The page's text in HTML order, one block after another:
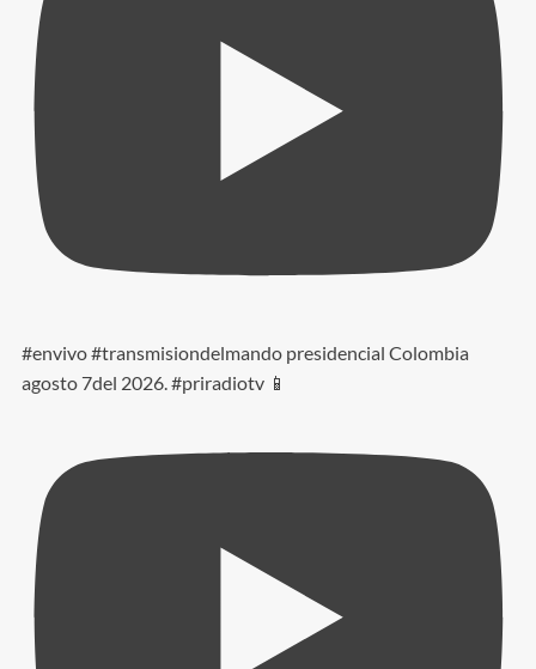
#envivo #transmisiondelmando presidencial Colombia
agosto 7del 2026. #priradiotv 📱